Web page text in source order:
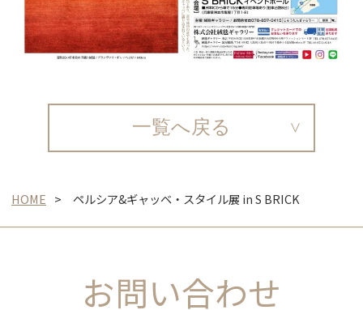
一覧へ戻る
HOME ペルシア&ギャッベ・スタイル展 in S BRICK
お問い合わせ